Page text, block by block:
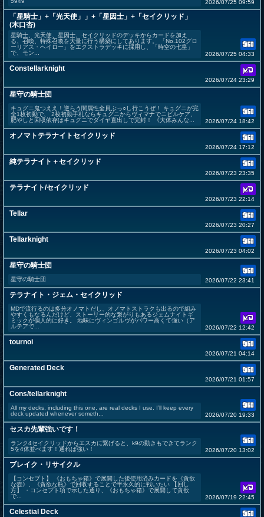
2026/07/25 09:59
「星騎士」+「光天使」」+「星因士」+「セイクリッド」
(木口杏)
星騎士、光天使、星因士、セイクリッドのデッキからカードを加え
る、召喚、特殊召喚を大量に行う構築にしてあります。 「No.102グロ
ーリアス・ヘイロー」をエクストラデッキに採用し、「時空の七皇」
で、モン...
2026/07/25 04:33
Constellarknight
2026/07/24 23:29
星守の騎士団
キュグニ鬼つええ！逆らう闇属性全員ぶっ○し行こうぜ！ キュグニが完
全1枚初動で、 2枚初動手札ならキュグニからヴィマナでニビルケア、
肥やしと回収依存はキュグニでダイヤ直出しで完封！ 《大体みんな...
2026/07/24 18:42
オノマトテラナイトセイクリッド
2026/07/24 17:12
純テラナイト＋セイクリッド
2026/07/23 23:35
テラナイト/セイクリッド
2026/07/23 22:14
Tellar
2026/07/23 20:27
Tellarknight
2026/07/23 04:02
星守の騎士団
星守の騎士団 2026/07/22 23:41
テラナイト・ジェム・セイクリッド
MDで流行るのは多分オノマトだし、オノマトストラクも出るので組み
やすくもなるんだけど、ストーリー的な繋がりもあるジェムナイトギ
ミックが個人的に好き。 地味にヴィンゴルヴがパワー高くて強い（ア
ルテアで...
2026/07/22 12:42
tournoi
2026/07/21 04:14
Generated Deck
2026/07/21 01:57
Cons/tellarknight
All my decks, including this one, are real decks I use. I’ll keep every
deck updated whenever someth...
2026/07/20 19:33
セスカ先輩強いです！
ランク4セイクリッドからエスカに繋げると、k9の動きもできてランク
5を4体並べます！通れば強い！
2026/07/20 13:02
ブレイク・リサイクル
【コンセプト】 《おもちゃ箱》で展開した後使用済みカードを《貪欲
な壺》、《貪欲な瓶》で回収することで半永久的に戦いたい 【回し
方】 ・コンセプト項で示した通り、《おもちゃ箱》で展開して貪欲
で...
2026/07/19 22:45
Celestial Deck